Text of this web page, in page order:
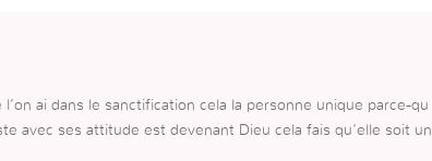
ai dans le sanctification cela la personne unique parce-qu
avec ses attitude est devenant Dieu cela fais qu’elle soit un